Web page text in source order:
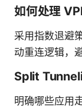
如何处理
采用指数退避
动重连逻辑，
Split
明确哪些应用